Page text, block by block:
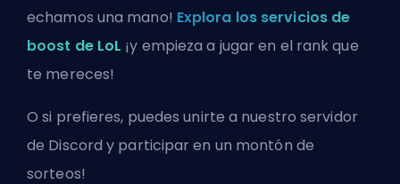
echamos una mano! Explora los servicios de
boost de LoL ¡y empieza a jugar en el rank que
te mereces!
O si prefieres, puedesunirte a nuestro servidor
de Discord y participar en un montón de
sorteos!